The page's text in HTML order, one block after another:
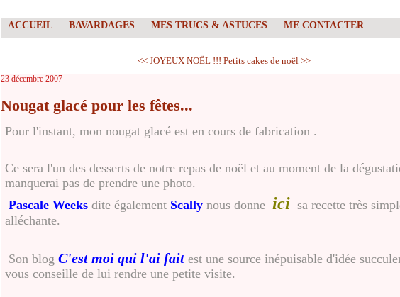
ACCUEIL BAVARDAGES MES TRUCS & ASTUCES ME CONTACTER
<< JOYEUX NOËL !!! Petits cakes de noël >>
23 décembre 2007
Nougat glacé pour les fêtes...
Pour l'instant, mon nougat glacé est en cours de fabrication .
Ce sera l'un des desserts de notre repas de noël et au moment de la
manquerai pas de prendre une photo.
Pascale Weeks dite également Scally nous donne ici sa recette très
alléchante.
Son blog C'est moi qui l'ai fait est une source inépuisable d'idée
vous conseille de lui rendre une petite visite.